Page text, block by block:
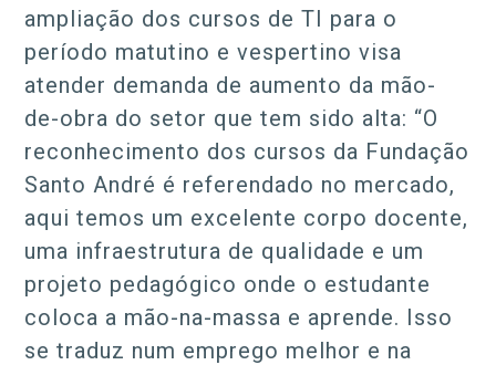
ampliação dos cursos de TI para o
período matutino e vespertino visa
atender demanda de aumento da mão-
de-obra do setor que tem sido alta: “O
reconhecimento dos cursos da Fundação
Santo André é referendado no mercado,
aqui temos um excelente corpo docente,
uma infraestrutura de qualidade e um
projeto pedagógico onde o estudante
coloca a mão-na-massa e aprende. Isso
se traduz num emprego melhor e na